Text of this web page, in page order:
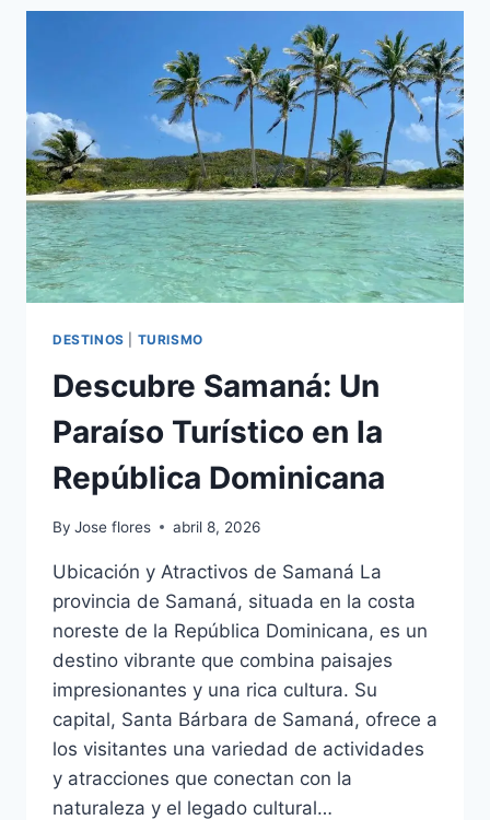
EN
COSTA
NORESTE
DE
DESTINOS TURISMO
Descubre Samaná: Un
Paraíso Turístico en la
República Dominicana
By Jose flores abril 8, 2026
Ubicación y Atractivos de Samaná La
provincia de Samaná, situada en la costa
noreste de la República Dominicana, es un
destino vibrante que combina paisajes
impresionantes y una rica cultura. Su
capital, Santa Bárbara de Samaná, ofrece a
los visitantes una variedad de actividades
y atracciones que conectan con la
naturaleza y el legado cultural…